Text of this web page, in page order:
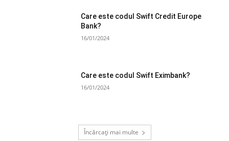
Care este codul Swift Credit Europe
Bank?
16/01/2024
Care este codul Swift Eximbank?
16/01/2024
Încărcați mai multe